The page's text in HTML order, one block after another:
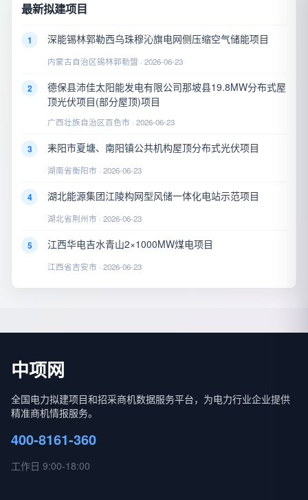
最新拟建项目
1 深能锡林郭勒西乌珠穆沁旗电网侧压缩空气储能项目
内蒙古自治区锡林郭勒盟 · 2026-06-23
2
德保县沛佳太阳能发电有限公司那坡县19.8MW分布式屋
顶光伏项目(部分屋顶)项目
广西壮族自治区百色市 · 2026-06-23
3 耒阳市夏塘、南阳镇公共机构屋顶分布式光伏项目
湖南省衡阳市 · 2026-06-23
4 湖北能源集团江陵构网型风储一体化电站示范项目
湖北省荆州市 · 2026-06-23
5 江西华电吉水青山2×1000MW煤电项目
江西省吉安市 · 2026-06-23
中项网
全国电力拟建项目和招采商机数据服务平台，为电力行业企业提供
精准商机情报服务。
400-8161-360
工作日 9:00-18:00